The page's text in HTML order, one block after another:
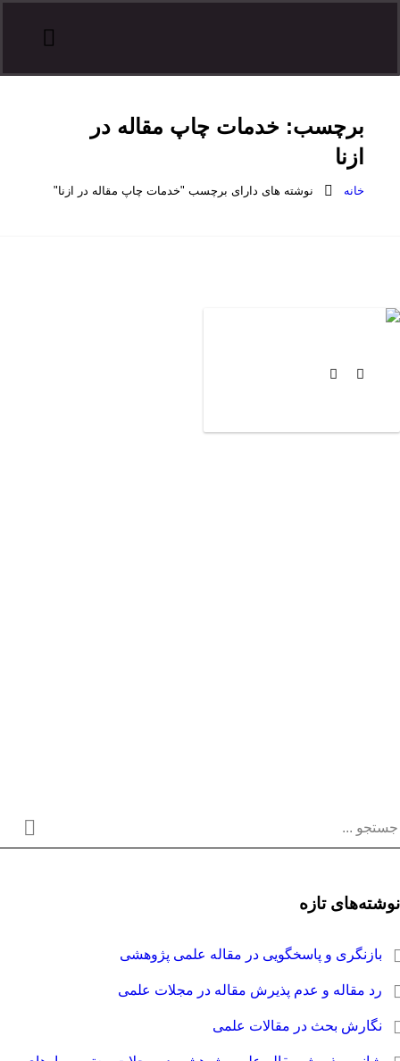
برچسب: خدمات چاپ مقاله در
ازنا
خانه نوشته های دارای برچسب "خدمات چاپ مقاله در ازنا"
تازه
بازنگری و پاسخگویی در مقاله علمی پژوهشی
رد مقاله و عدم پذیرش مقاله در مجلات علمی
نگارش بحث در مقالات علمی